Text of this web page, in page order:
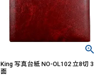
King 写真台紙 NO-OL102 立8切 3
面